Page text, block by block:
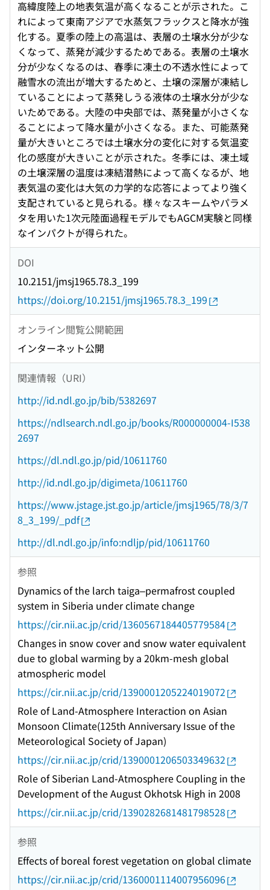
高緯度陸上の地表気温が高くなることが示された。こ
れによって東南アジアで水蒸気フラックスと降水が強
化する。夏季の陸上の高温は、表層の土壌水分が少な
くなって、蒸発が減少するためである。表層の土壌水
分が少なくなるのは、春季に凍土の不透水性によって
融雪水の流出が増大するためと、土壌の深層が凍結し
ていることによって蒸発しうる液体の土壌水分が少な
いためである。大陸の中央部では、蒸発量が小さくな
ることによって降水量が小さくなる。また、可能蒸発
量が大きいところでは土壌水分の変化に対する気温変
化の感度が大きいことが示された。冬季には、凍土域
の土壌深層の温度は凍結潜熱によって高くなるが、地
表気温の変化は大気の力学的な応答によってより強く
支配されていると見られる。様々なスキームやパラメ
タを用いた1次元陸面過程モデルでもAGCM実験と同様
なインパクトが得られた。
DOI
10.2151/jmsj1965.78.3_199
https://doi.org/10.2151/jmsj1965.78.3_199
オンライン閲覧公開範囲
インターネット公開
関連情報（URI）
http://id.ndl.go.jp/bib/5382697
https://ndlsearch.ndl.go.jp/books/R000000004-I538
2697
https://dl.ndl.go.jp/pid/10611760
http://id.ndl.go.jp/digimeta/10611760
https://www.jstage.jst.go.jp/article/jmsj1965/78/3/7
8_3_199/_pdf
http://dl.ndl.go.jp/info:ndljp/pid/10611760
参照
Dynamics of the larch taiga–permafrost coupled
system in Siberia under climate change
https://cir.nii.ac.jp/crid/1360567184405779584
Changes in snow cover and snow water equivalent
due to global warming by a 20km-mesh global
atmospheric model
https://cir.nii.ac.jp/crid/1390001205224019072
Role of Land-Atmosphere Interaction on Asian
Monsoon Climate(125th Anniversary Issue of the
Meteorological Society of Japan)
https://cir.nii.ac.jp/crid/1390001206503349632
Role of Siberian Land-Atmosphere Coupling in the
Development of the August Okhotsk High in 2008
https://cir.nii.ac.jp/crid/1390282681481798528
参照
Effects of boreal forest vegetation on global climate
https://cir.nii.ac.jp/crid/1360001114007956096